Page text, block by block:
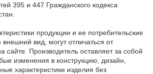
395 и 447 Гражданского кодекса
продукции и ее потребительские
внешний вид, могут отличаться от
сайте. Производитель оставляет за собой
изменения в конструкцию, дизайн,
характеристики изделия без